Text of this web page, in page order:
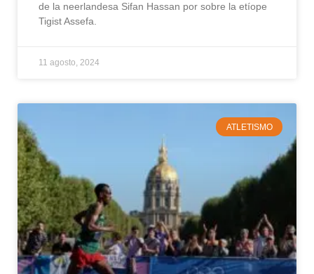
de la neerlandesa Sifan Hassan por sobre la etíope
Tigist Assefa.
11 agosto, 2024
ATLETISMO